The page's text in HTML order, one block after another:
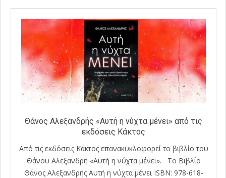
Θάνος Αλεξανδρής «Αυτή η νύχτα μένει» από τις
εκδόσεις Κάκτος
Από τις εκδόσεις Κάκτος επανακυκλοφορεί το βιβλίο του
Θάνου Αλεξανδρή «Αυτή η νύχτα μένει». Το Βιβλίο
Θάνος Αλεξανδρής Αυτή η νύχτα μένει ISBN: 978-618-